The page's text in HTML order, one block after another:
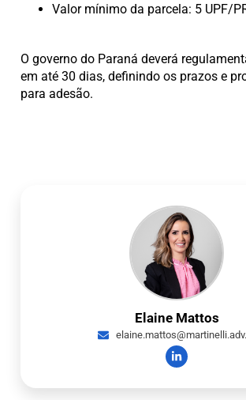
Valor mínimo da parcela: 5 UPF/
O governo do Paraná deverá
em até 30 dias, definindo os prazos e
para adesão.
Elaine Mattos